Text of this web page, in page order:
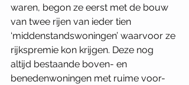
waren, begon ze eerst met de bouw
van twee rijen van ieder tien
‘middenstandswoningen’ waarvoor ze
rijkspremie kon krijgen. Deze nog
altijd bestaande boven- en
benedenwoningen met ruime voor-